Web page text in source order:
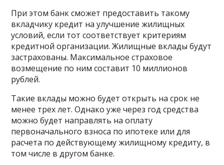
При этом банк сможет предоставить такому
вкладчику кредит на улучшение жилищных
условий, если тот соответствует критериям
кредитной организации. Жилищные вклады будут
застрахованы. Максимальное страховое
возмещение по ним составит 10 миллионов
рублей.
Такие вклады можно будет открыть на срок не
менее трех лет. Однако уже через год средства
можно будет направлять на оплату
первоначального взноса по ипотеке или для
расчета по действующему жилищному кредиту, в
том числе в другом банке.